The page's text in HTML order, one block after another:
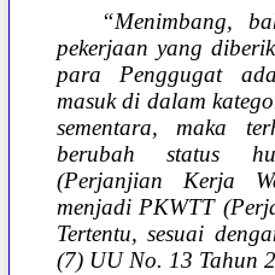
“Menimbang,
pekerjaan yang
para Penggugat
masuk di dalam
sementara, maka
berubah status
(Perjanjian Kerja
menjadi PKWTT
Tertentu, sesuai
(7) UU No. 13 Tahun